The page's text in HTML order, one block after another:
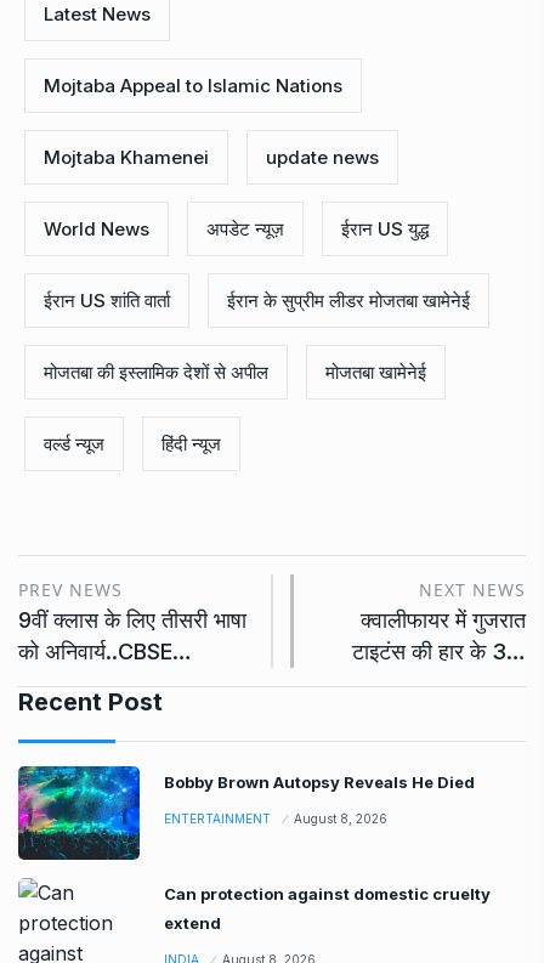
Latest News
Mojtaba Appeal to Islamic Nations
Mojtaba Khamenei update news
World News अपडेट न्यूज़ ईरान US युद्ध
ईरान US शांति वार्ता ईरान के सुप्रीम लीडर मोजतबा खामेनेई
मोजतबा की इस्लामिक देशों से अपील मोजतबा खामेनेई
वर्ल्ड न्यूज हिंदी न्यूज
PREV NEWS
9वीं क्लास के लिए तीसरी भाषा
को अनिवार्य..CBSE…
NEXT NEWS
क्वालीफायर में गुजरात
टाइटंस की हार के 3…
Recent Post
Bobby Brown Autopsy Reveals He Died
ENTERTAINMENT August 8, 2026
Can protection against domestic cruelty
extend
INDIA August 8, 2026